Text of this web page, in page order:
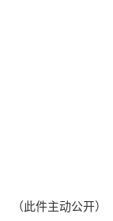
（此件主动公开）